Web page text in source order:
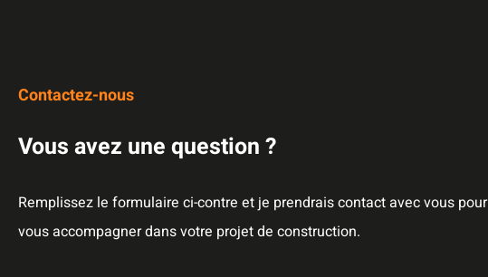
Contactez-nous
Vous avez une question ?
Remplissez le formulaire ci-contre et je prendrais contact avec vous pour
vous accompagner dans votre projet de construction.